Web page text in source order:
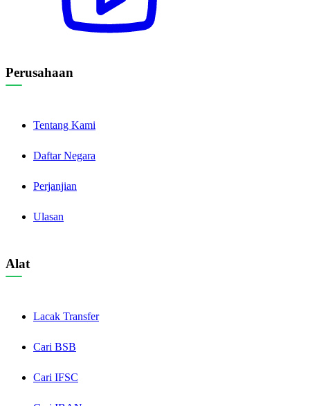
Perusahaan
Tentang Kami
Daftar Negara
Perjanjian
Ulasan
Alat
Lacak Transfer
Cari BSB
Cari IFSC